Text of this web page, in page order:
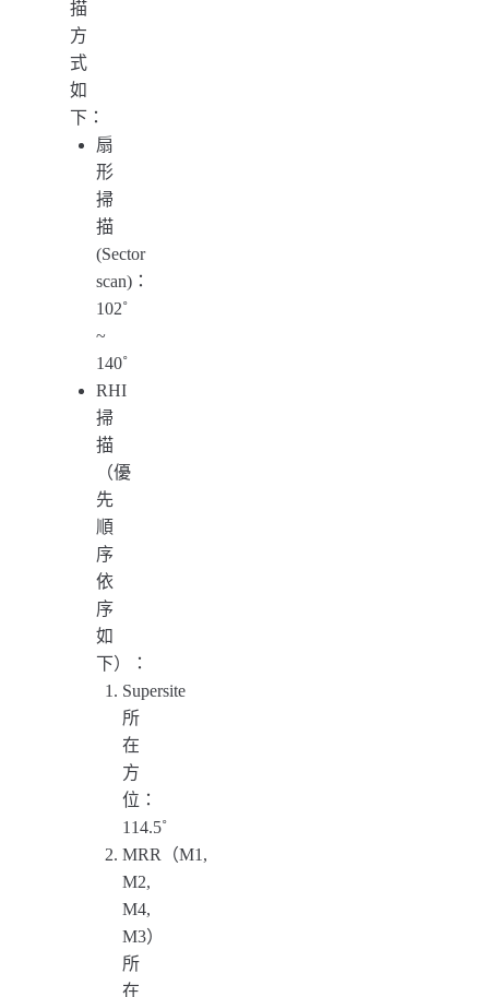
描
方
式
如
下：
扇
形
掃
描
(Sector
scan)：
102˚
~
140˚
RHI
掃
描
（優
先
順
序
依
序
如
下）：
Supersite
所
在
方
位：
114.5˚
MRR（M1,
M2,
M4,
M3）
所
在